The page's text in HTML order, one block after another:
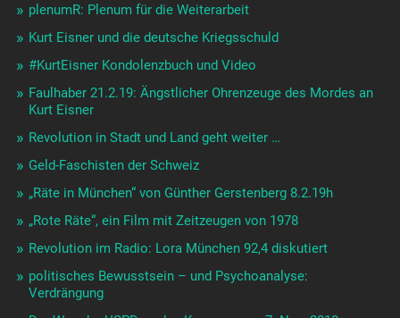
plenumR: Plenum für die Weiterarbeit
Kurt Eisner und die deutsche Kriegsschuld
#KurtEisner Kondolenzbuch und Video
Faulhaber 21.2.19: Ängstlicher Ohrenzeuge des Mordes an
Kurt Eisner
Revolution in Stadt und Land geht weiter …
Geld-Faschisten der Schweiz
„Räte in München“ von Günther Gerstenberg 8.2.19h
„Rote Räte“, ein Film mit Zeitzeugen von 1978
Revolution im Radio: Lora München 92,4 diskutiert
politisches Bewusstsein – und Psychoanalyse:
Verdrängung